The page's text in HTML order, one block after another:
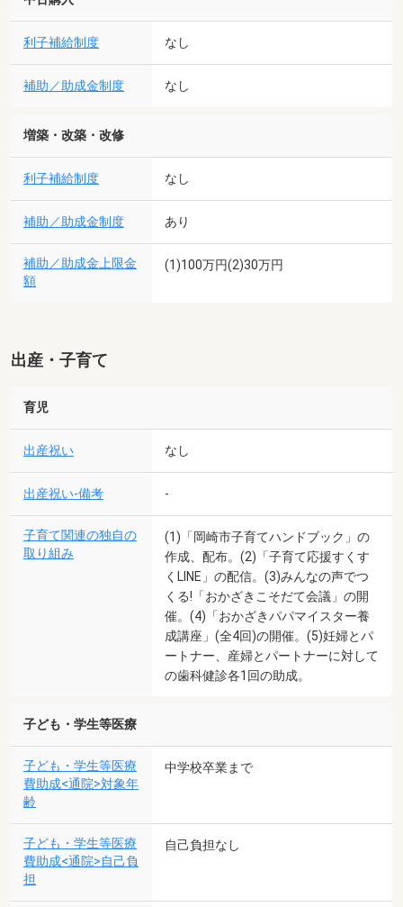
利子補給制度 なし
補助／助成金制度 なし
増築・改築・改修
利子補給制度 なし
補助／助成金制度 あり
補助／助成金上限金
額
(1)100万円(2)30万円
出産・子育て
育児
出産祝い なし
出産祝い-備考 -
子育て関連の独自の
取り組み
(1)「岡崎市子育てハンドブック」の
作成、配布。(2)「子育て応援すくす
くLINE」の配信。(3)みんなの声でつ
くる!「おかざきこそだて会議」の開
催。(4)「おかざきパパマイスター養
成講座」(全4回)の開催。(5)妊婦とパ
ートナー、産婦とパートナーに対して
の歯科健診各1回の助成。
子ども・学生等医療
子ども・学生等医療
費助成<通院>対象年
齢
中学校卒業まで
子ども・学生等医療
費助成<通院>自己負
担
自己負担なし